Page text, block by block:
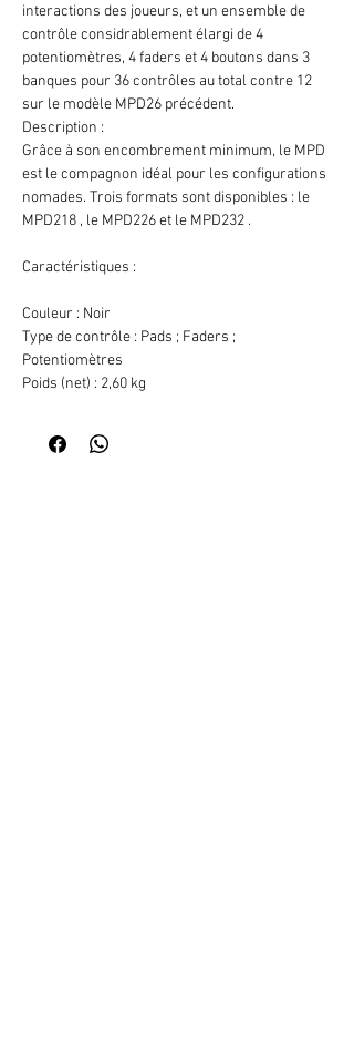
interactions des joueurs, et un ensemble de
contrôle considrablement élargi de 4
potentiomètres, 4 faders et 4 boutons dans 3
banques pour 36 contrôles au total contre 12
sur le modèle MPD26 précédent.
Description :
Grâce à son encombrement minimum, le MPD
est le compagnon idéal pour les configurations
nomades. Trois formats sont disponibles : le
MPD218 , le MPD226 et le MPD232 .
Caractéristiques :
Couleur : Noir
Type de contrôle : Pads ; Faders ;
Potentiomètres
Poids (net) : 2,60 kg